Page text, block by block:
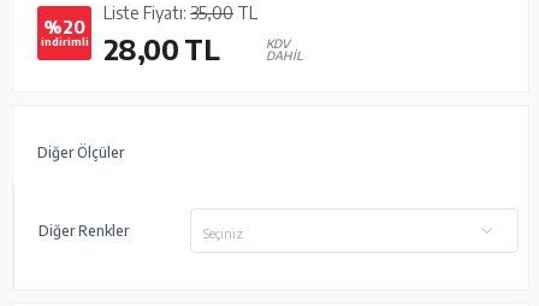
%20
indirimli
Liste Fiyatı: 35,00 TL
28,00TL
KDV
DAHİL
Diğer Ölçüler
Diğer Renkler Seçiniz